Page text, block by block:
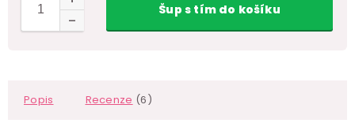
Šups tímdo košíku
Popis Recenze (6)